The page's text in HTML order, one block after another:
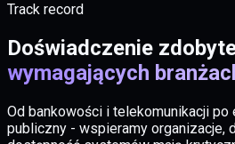
Track record
Doświadczenie
wymagających
Od bankowości i telekomunikacji
publiczny - wspieramy organizacje,